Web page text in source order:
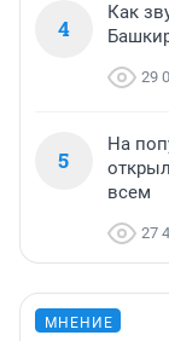
4
Как
29
5
На
всем
27
МНЕНИЕ